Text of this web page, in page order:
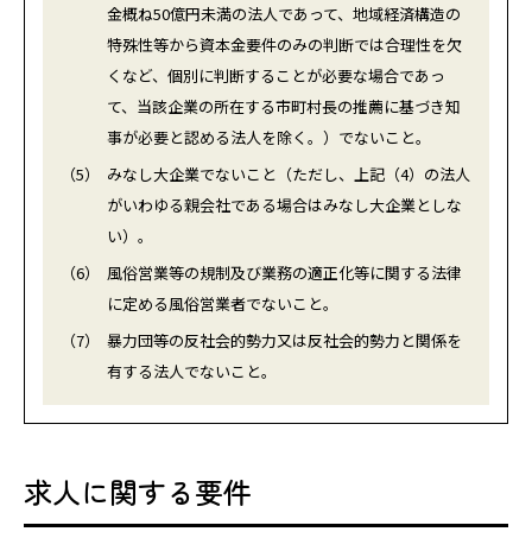
金概ね50億円未満の法人であって、地域経済構造の
特殊性等から資本金要件のみの判断では合理性を欠
くなど、個別に判断することが必要な場合であっ
て、当該企業の所在する市町村長の推薦に基づき知
事が必要と認める法人を除く。）でないこと。
（5）
みなし大企業でないこと（ただし、上記（4）の法人
がいわゆる親会社である場合はみなし大企業としな
い）。
（6）
風俗営業等の規制及び業務の適正化等に関する法律
に定める風俗営業者でないこと。
（7）
暴力団等の反社会的勢力又は反社会的勢力と関係を
有する法人でないこと。
求人に関する要件